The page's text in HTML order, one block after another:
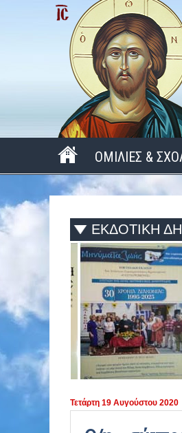
ΟΜΙΛΙΕΣ &
ΠΕΡΙΟΔΟΣ 2025 -
ΠΕΡΙΟΔΟΣ 2024 -
ΠΕΡΙΟΔΟΣ 2023 -
ΠΕΡΙΟΔΟΣ 2022 -
ΠΕΡΙΟΔΟΣ 2021 -
ΠΕΡΙΟΔΟΣ 2020 -
ΕΚΔΟΤΙΚΗ
Τετάρτη 19 Αυγούστου 2020